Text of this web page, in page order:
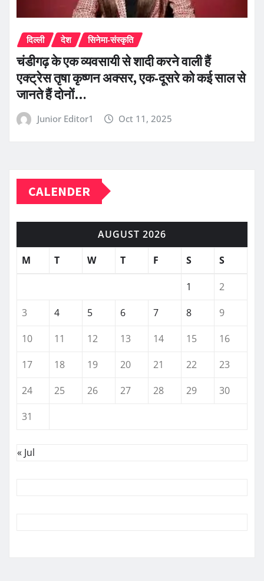
दिल्ली देश सिनेमा-संस्कृति
चंडीगढ़ के एक व्यवसायी से शादी करने वाली हैं
एक्ट्रेस तृषा कृष्णन अक्सर, एक-दूसरे को कई साल से
जानते हैं दोनों…
Junior Editor1 Oct 11, 2025
CALENDER
AUGUST 2026
M
T W T F S S
1
2
3
4 5 6 7 8
9
10
11 12 13 14 15
16
17
18 19 20 21 22
23
24
25 26 27 28 29
30
31
« Jul